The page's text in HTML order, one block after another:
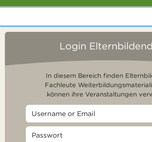
Login
In diesem Bereich finden
Fachleute
können ihre Veranstaltungen